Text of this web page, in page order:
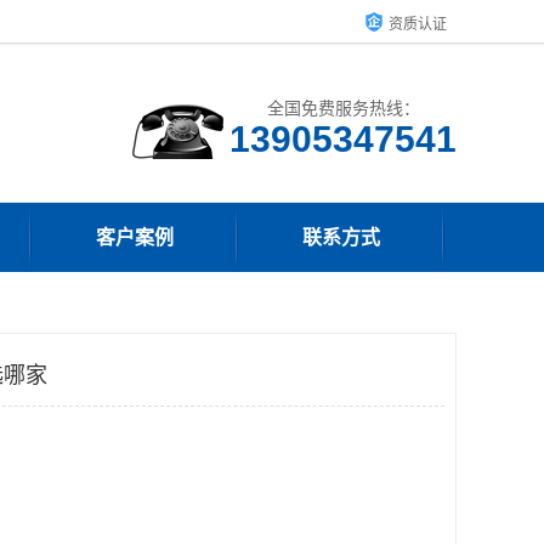
资质认证
全国免费服务热线：
13905347541
客户案例 联系方式
家